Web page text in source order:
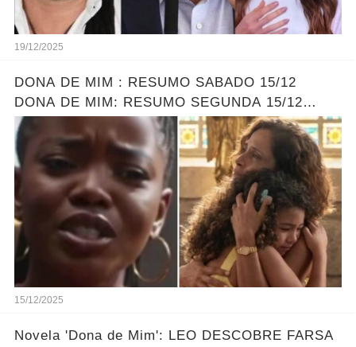
19/12/2025
DONA DE MIM : RESUMO SABADO 15/12
DONA DE MIM: RESUMO SEGUNDA 15/12
ELLEN ENCONTRA SOFIA - LEONA DESCOBRE
O PLANO DE ELLEN
15/12/2025
Novela 'Dona de Mim': LEO DESCOBRE FARSA